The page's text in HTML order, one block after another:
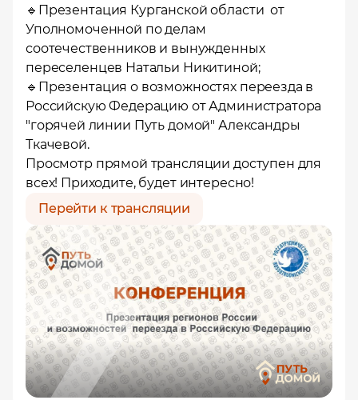
🔹Презентация Курганской области от
Уполномоченной по делам
соотечественников и вынужденных
переселенцев Натальи Никитиной;
🔹Презентация о возможностях переезда в
Российскую Федерацию от Администратора
"горячей линии Путь домой" Александры
Ткачевой.
Просмотр прямой трансляции доступен для
всех! Приходите, будет интересно!
Перейти к трансляции